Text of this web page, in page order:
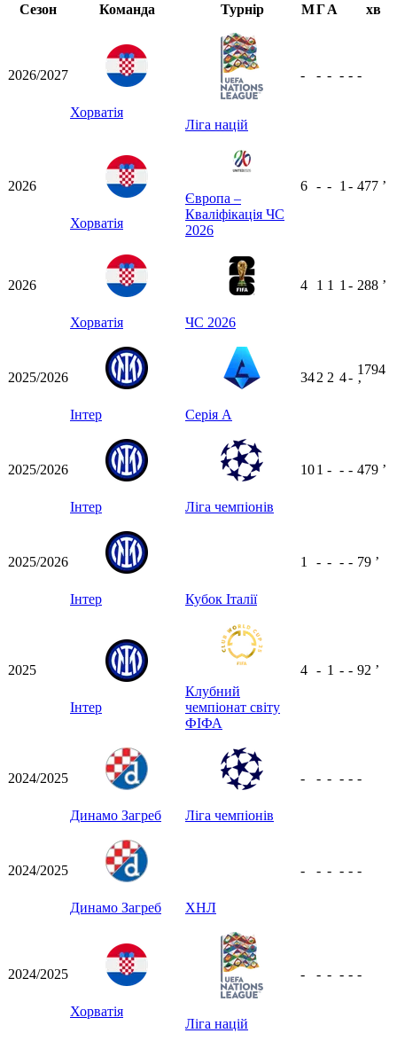
Сезон
Команда Турнір МГА хв
2026/2027
Хорватія
Ліга націй
- - - - - -
2026
Хорватія
Європа –
Кваліфікація ЧС
2026
6 - - 1 - 477 ʼ
2026
Хорватія ЧС 2026
4 1 1 1 - 288 ʼ
2025/2026
Інтер Серія А
342 2 4-
1794
ʼ
2025/2026
Інтер Ліга чемпіонів
101 - - - 479 ʼ
2025/2026
Інтер Кубок Італії
1 - - - - 79 ʼ
2025
Інтер
Клубний
чемпіонат світу
ФІФА
4 - 1 - - 92 ʼ
2024/2025
Динамо Загреб Ліга чемпіонів
- - - - - -
2024/2025
Динамо Загреб ХНЛ
- - - - - -
2024/2025
Хорватія
Ліга націй
- - - - - -